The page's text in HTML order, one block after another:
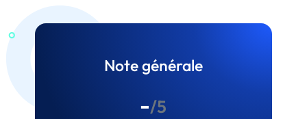
Note générale
-/5